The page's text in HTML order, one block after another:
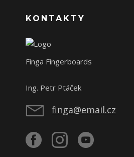
KONTAKTY
Finga Fingerboards
Ing. Petr Ptáček
finga@email.cz